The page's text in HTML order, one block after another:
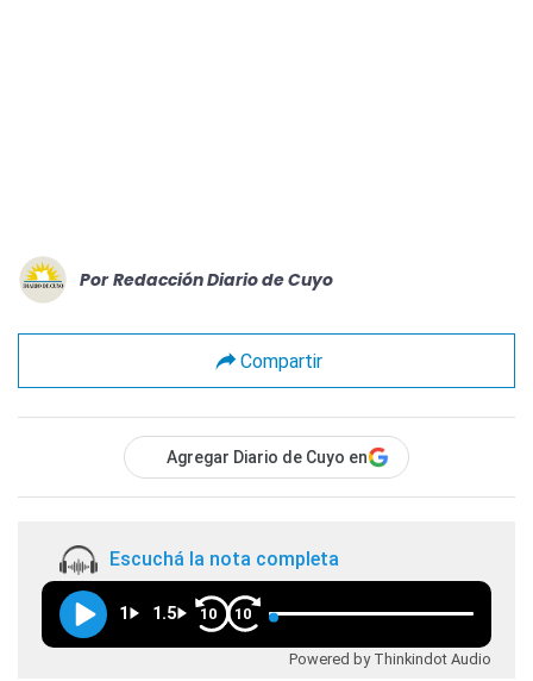
Por Redacción Diario de Cuyo
Compartir
Agregar Diario de Cuyo en
Escuchá la nota completa
1 1.5 10 10
Powered by Thinkindot Audio